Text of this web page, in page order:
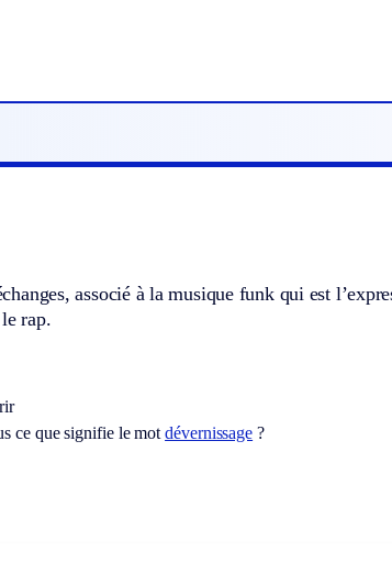
associé à la musique funk qui est
rap.
ce que signifie le motdévernissage ?